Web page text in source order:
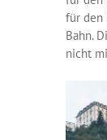
für den
Bahn.
nicht